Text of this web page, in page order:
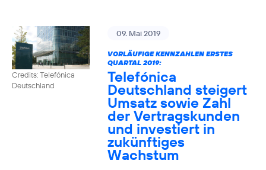
Credits: Telefónica
Deutschland
09. Mai 2019
VORLÄUFIGE KENNZAHLEN ERSTES
QUARTAL 2019:
Telefónica
Deutschland steigert
Umsatz sowie Zahl
der Vertragskunden
und investiert in
zukünftiges
Wachstum